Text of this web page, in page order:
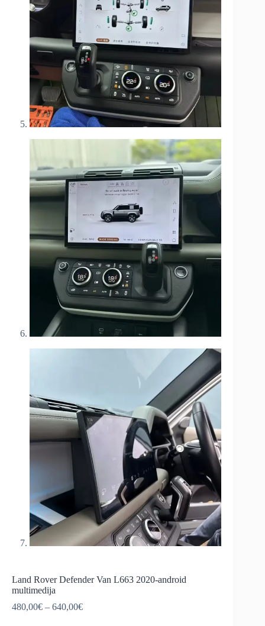
Land Rover Defender Van L663 2020-android
multimedija
480,00€ – 640,00€Price